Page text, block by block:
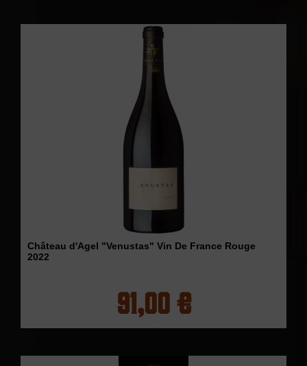
Château d'Agel "Venustas" Vin De France Rouge
2022
91,00 €